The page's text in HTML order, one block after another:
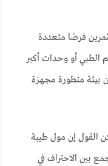
فرصًا متعددة
الطبي أو وحدات أكبر
بيئة متطورة مجهزة
القول إن مول طيبة
بين الاحتراف في